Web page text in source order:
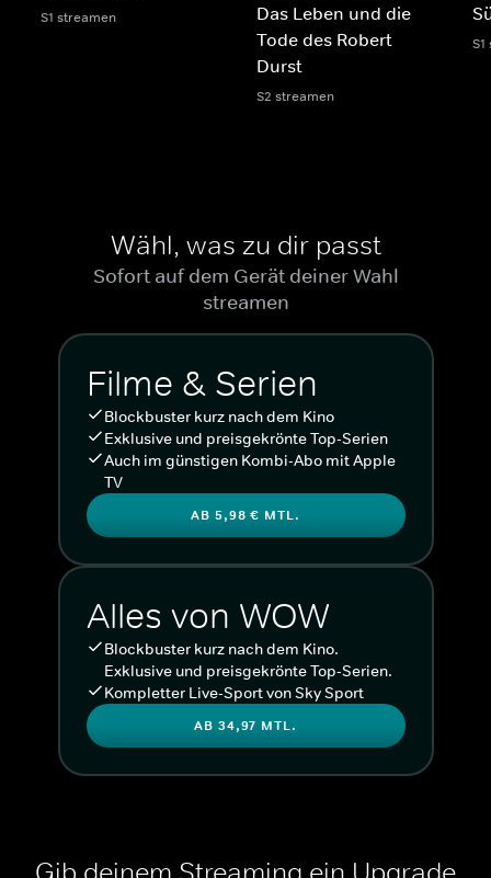
S1 streamen
Das Leben und die
Tode des Robert
Durst
S2 streamen
Wähl, was zu dir passt
Sofort auf dem Gerät deiner Wahl
streamen
Filme & Serien
Blockbuster kurz nach dem Kino
Exklusive und preisgekrönte Top-Serien
Auch im günstigen Kombi-Abo mit Apple
TV
AB 5,98 € MTL.
Alles von WOW
Blockbuster kurz nach dem Kino.
Exklusive und preisgekrönte Top-Serien.
Kompletter Live-Sport von Sky Sport
AB 34,97 MTL.
Gib deinem Streaming ein Upgrade